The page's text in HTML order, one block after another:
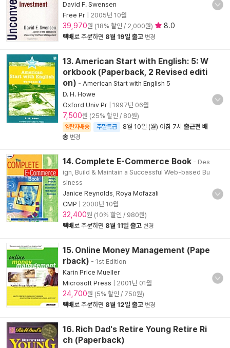
David F. Swensen
Free Pr
2005년 10월
39,970원 (18% 할인 / 2,000원) 8.0
택배로 주문하면 8월 19일 출고 변경
13. American Start with English: 5: W
orkbook (Paperback, 2 Revised editi
on) - American Start with English 5
D. H. Howe
Oxford Univ Pr
1997년 06월
7,500원 (25% 할인 / 80원)
양탄자배송 주말특급 8월 10일 (월) 아침 7시 출근전 배
송 변경
14. Complete E-Commerce Book - Des
ign, Build & Maintain a Successful Web-based Bu
siness
Janice Reynolds Roya Mofazali
CMP
2000년 10월
32,400원 (10% 할인 / 980원)
택배로 주문하면 8월 11일 출고 변경
15. Online Money Management (Pape
rback) - 1st Edition
Karin Price Mueller
Microsoft Press
2001년 01월
24,700원 (5% 할인 / 750원)
택배로 주문하면 8월 12일 출고 변경
16. Rich Dad's Retire Young Retire Ri
ch (Paperback)